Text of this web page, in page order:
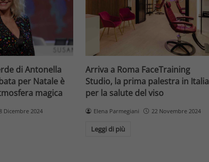
di Antonella
per Natale è
magica
Dicembre 2024
Arriva a Roma FaceTraining
Studio, la prima palestra in Italia
per la salute del viso
Elena Parmegiani 22 Novembre 2024
Leggi di più